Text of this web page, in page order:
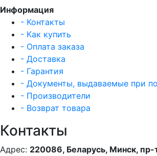
Информация
- Контакты
- Как купить
- Оплата заказа
- Доставка
- Гарантия
- Документы, выдаваемые при
- Производители
- Возврат товара
Контакты
Адрес: 220086, Беларусь, Минск,